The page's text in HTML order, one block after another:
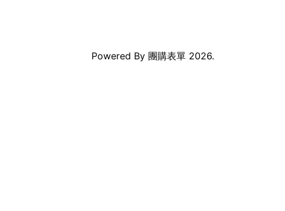
Powered By 團購表單 2026.